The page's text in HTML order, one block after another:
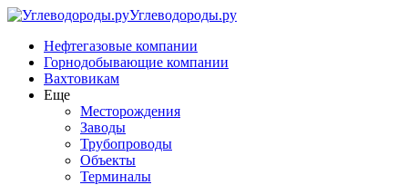
Углеводороды.ру
Нефтегазовые компании
Горнодобывающие компании
Вахтовикам
Еще
Месторождения
Заводы
Трубопроводы
Объекты
Терминалы